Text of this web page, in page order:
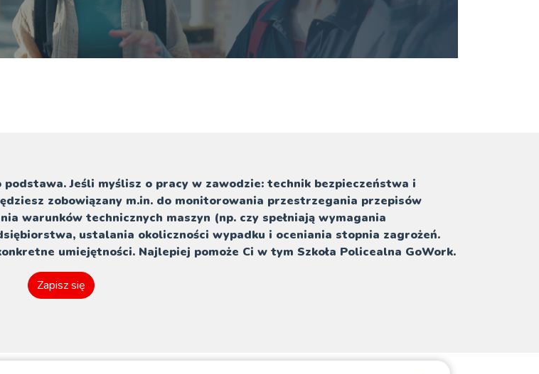
Jeśli myślisz o pracy w zawodzie: technik bezpieczeństwa i
zobowiązany m.in. do monitorowania przestrzegania przepisów
warunków technicznych maszyn (np. czy spełniają wymagania
ustalania okoliczności wypadku i oceniania stopnia zagrożeń.
umiejętności. Najlepiej pomoże Ci w tym Szkoła Policealna GoWork.
Zapisz się